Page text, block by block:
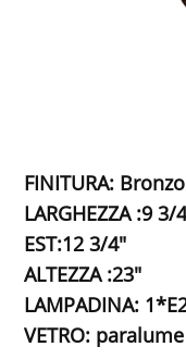
FINITURA: Bronzo
LARGHEZZA :9 3/
EST:12 3/4"
ALTEZZA :23"
LAMPADINA:
VETRO: